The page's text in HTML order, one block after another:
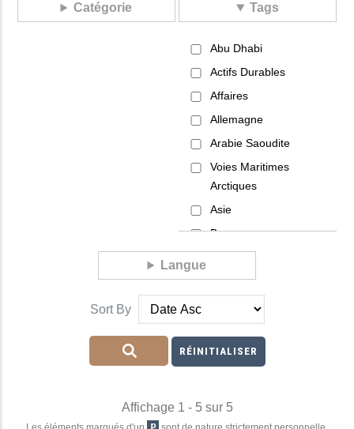
Catégorie Tags
Abu Dhabi
Actifs Durables
Affaires
Allemagne
Arabie Saoudite
Voies Maritimes
Arctiques
Asie
Banque
Banque Privée
Barack Obama
Mer Noire
Bretagne
Brussels
Bureaucratie
Langue
Sort By
Affichage 1 - 5 sur 5